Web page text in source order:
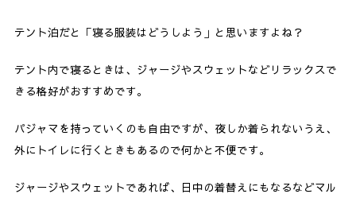
テント泊だと「寝る服装はどうしよう」と思いますよね？
テント内で寝るときは、ジャージやスウェットなどリラックスで
きる格好がおすすめです。
パジャマを持っていくのも自由ですが、夜しか着られないうえ、
外にトイレに行くときもあるので何かと不便です。
ジャージやスウェットであれば、日中の着替えにもなるなどマル